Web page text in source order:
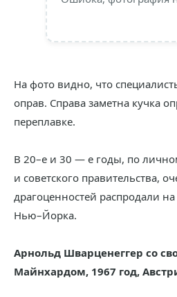
На фото видно, что
оправ. Справа заметна кучка
переплавке.
В 20–е и 30 — е годы, по
и советского правительства,
драгоценностей распродали
Нью–Йорка.
Арнольд Шварценеггер со
Майнхардом, 1967 год,